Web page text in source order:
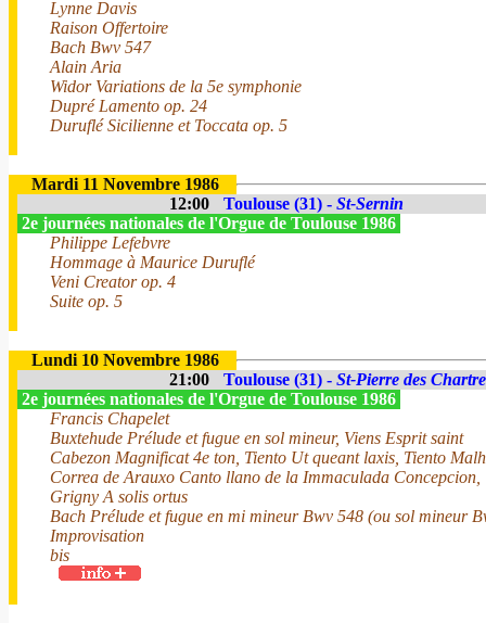
Lynne Davis
Raison Offertoire
Bach Bwv 547
Alain Aria
Widor Variations de la 5e symphonie
Dupré Lamento op. 24
Duruflé Sicilienne et Toccata op. 5
Mardi 11 Novembre 1986
12:00
Toulouse (31) - St-Sernin
2e journées nationales de l'Orgue de Toulouse 1986
Philippe Lefebvre
Hommage à Maurice Duruflé
Veni Creator op. 4
Suite op. 5
Lundi 10 Novembre 1986
21:00
Toulouse (31) - St-Pierre des
2e journées nationales de l'Orgue de Toulouse 1986
Francis Chapelet
Buxtehude Prélude et fugue en sol mineur, Viens Esprit saint
Cabezon Magnificat 4e ton, Tiento Ut queant laxis, Tiento
Correa de Arauxo Canto llano de la Immaculada Concepcion,
Grigny A solis ortus
Bach Prélude et fugue en mi mineur Bwv 548 (ou sol mineur
Improvisation
bis